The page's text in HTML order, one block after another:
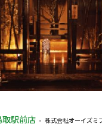
取駅前店 株式会社オーイズミ